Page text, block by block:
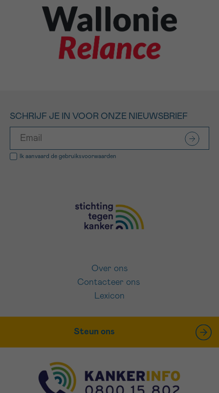
SCHRIJF JE IN VOOR ONZE NIEUWSBRIEF
Ik aanvaard de gebruiksvoorwaarden
Over ons
Contacteer ons
Lexicon
Steun ons